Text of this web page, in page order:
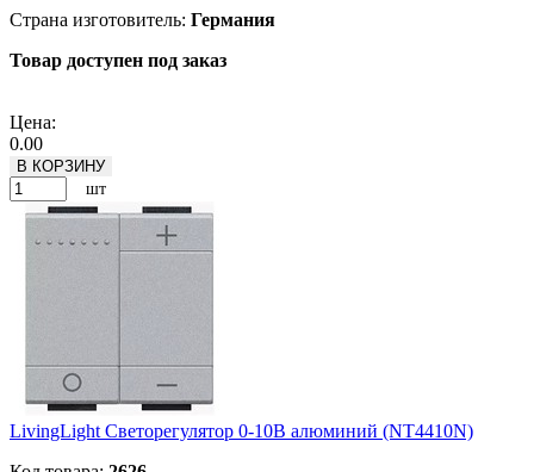
Страна изготовитель: Германия
Товар доступен под заказ
Цена:
0.00
В КОРЗИНУ
шт
LivingLight Светорегулятор 0-10В алюминий (NT4410N)